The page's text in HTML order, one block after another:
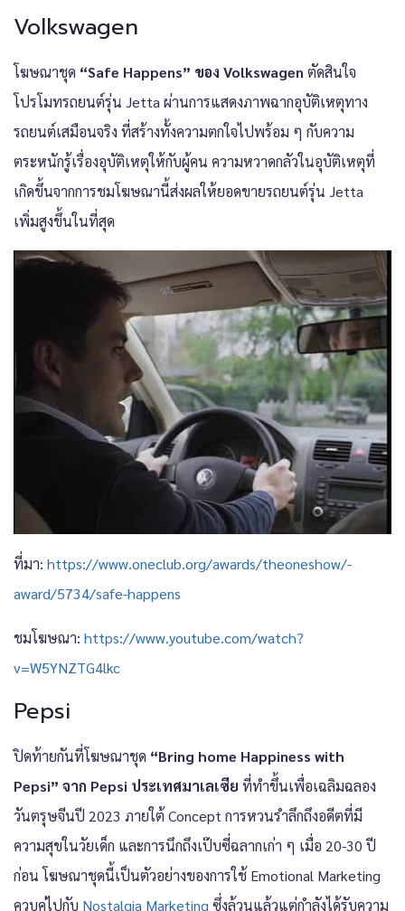
Volkswagen
โฆษณาชุด “Safe Happens” ของ Volkswagen ตัดสินใจ
โปรโมทรถยนต์รุ่น Jetta ผ่านการแสดงภาพฉากอุบัติเหตุทาง
รถยนต์เสมือนจริง ที่สร้างทั้งความตกใจไปพร้อม ๆ กับความ
ตระหนักรู้เรื่องอุบัติเหตุให้กับผู้คน ความหวาดกลัวในอุบัติเหตุที่
เกิดขึ้นจากการชมโฆษณานี้ส่งผลให้ยอดขายรถยนต์รุ่น Jetta
เพิ่มสูงขึ้นในที่สุด
ที่มา: https://www.oneclub.org/awards/theoneshow/-
award/5734/safe-happens
ชมโฆษณา: https://www.youtube.com/watch?
v=W5YNZTG4lkc
Pepsi
ปิดท้ายกันที่โฆษณาชุด “Bring home Happiness with
Pepsi” จาก Pepsi ประเทศมาเลเซีย ที่ทำขึ้นเพื่อเฉลิมฉลอง
วันตรุษจีนปี 2023 ภายใต้ Concept การหวนรำลึกถึงอดีตที่มี
ความสุขในวัยเด็ก และการนึกถึงเป๊บซี่ฉลากเก่า ๆ เมื่อ 20-30 ปี
ก่อน โฆษณาชุดนี้เป็นตัวอย่างของการใช้ Emotional Marketing
ควบคู่ไปกับ Nostalgia Marketing ซึ่งล้วนแล้วแต่กำลังได้รับความ